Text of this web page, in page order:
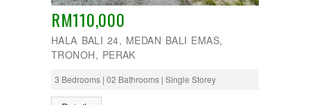
RM110,000
HALA BALI 24, MEDAN BALI EMAS,
TRONOH, PERAK
3 Bedrooms | 02 Bathrooms | Single Storey